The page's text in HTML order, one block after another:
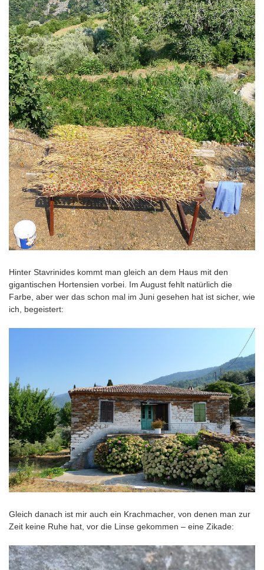
Hinter Stavrinides kommt man gleich an dem Haus mit den
gigantischen Hortensien vorbei. Im August fehlt natürlich die
Farbe, aber wer das schon mal im Juni gesehen hat ist sicher, wie
ich, begeistert:
Gleich danach ist mir auch ein Krachmacher, von denen man zur
Zeit keine Ruhe hat, vor die Linse gekommen – eine Zikade: